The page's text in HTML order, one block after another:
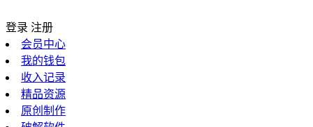
登录 注册
会员中心
我的钱包
收入记录
精品资源
原创制作